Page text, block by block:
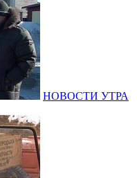
НОВОСТИ УТРА